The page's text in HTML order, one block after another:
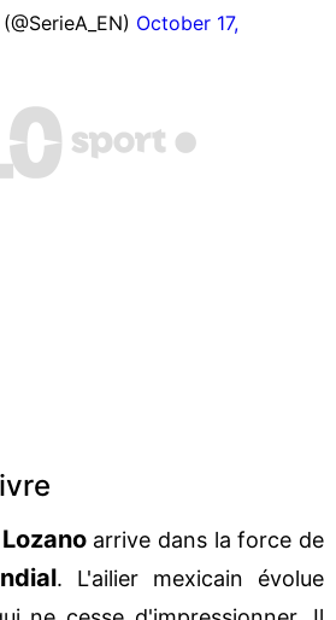
October 17,
arrive dans la force de
. L'ailier mexicain évolue